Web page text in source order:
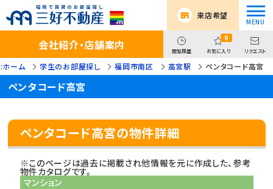
来店希望
会社紹介・店舗案内 閲覧履歴
0
お気に入り リクエスト
ーム 学生のお部屋探し 福岡市南区 高宮駅 ペンタコード高宮
ペンタコード高宮
ペンタコード高宮の物件詳細
※このページは過去に掲載され他情報を元に作成した、参考
物件カタログです。
マンション